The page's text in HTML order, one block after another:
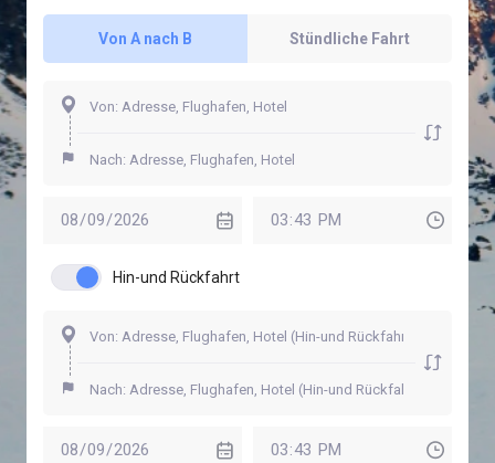
Von A nach B Stündliche Fahrt
Hin-und Rückfahrt